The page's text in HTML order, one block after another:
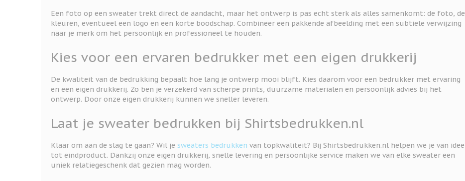
Een foto op een sweater trekt direct de aandacht, maar het ontwerp is pas echt sterk als alles samenkomt: de foto, de
kleuren, eventueel een logo en een korte boodschap. Combineer een pakkende afbeelding met een subtiele verwijzing
naar je merk om het persoonlijk en professioneel te houden.
Kies voor een ervaren bedrukker met een eigen drukkerij
De kwaliteit van de bedrukking bepaalt hoe lang je ontwerp mooi blijft. Kies daarom voor een bedrukker met ervaring
en een eigen drukkerij. Zo ben je verzekerd van scherpe prints, duurzame materialen en persoonlijk advies bij het
ontwerp. Door onze eigen drukkerij kunnen we sneller leveren.
Laat je sweater bedrukken bij Shirtsbedrukken.nl
Klaar om aan de slag te gaan? Wil je sweaters bedrukken van topkwaliteit? Bij Shirtsbedrukken.nl helpen we je van idee
tot eindproduct. Dankzij onze eigen drukkerij, snelle levering en persoonlijke service maken we van elke sweater een
uniek relatiegeschenk dat gezien mag worden.